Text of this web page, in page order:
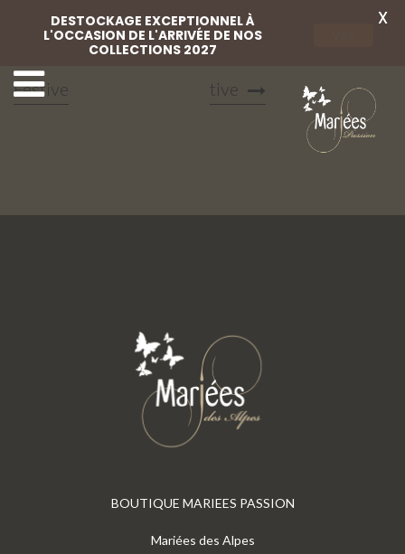
30 Mariées Passion
Festive
32 Mariées Passion Fes
tive
BOUTIQUE MARIEES PASSION
Mariées des Alpes
DESTOCKAGE EXCEPTIONNEL À
L'OCCASION DE L'ARRIVÉE DE NOS
COLLECTIONS 2027
X